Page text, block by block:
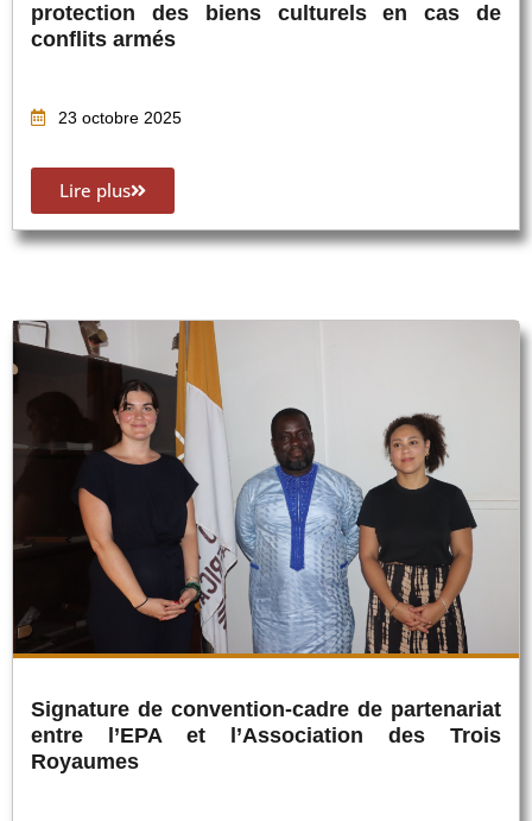
protection des biens culturels en cas de
conflits armés
23 octobre 2025
Lire plus
Signature de convention-cadre de partenariat
entre l’EPA et l’Association des Trois
Royaumes